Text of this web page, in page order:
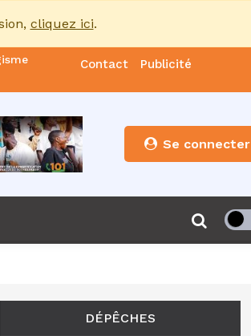
cliquez ici.
Contact Publicité
Se connecter
DÉPÊCHES